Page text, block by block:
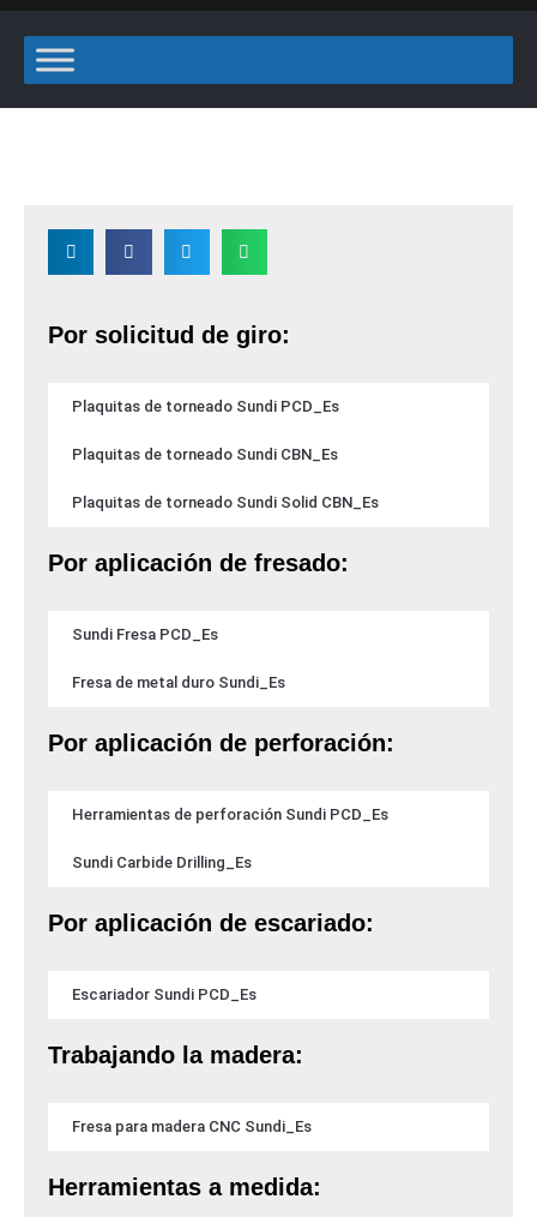
Por solicitud de giro:
Plaquitas de torneado Sundi PCD_Es
Plaquitas de torneado Sundi CBN_Es
Plaquitas de torneado Sundi Solid CBN_Es
Por aplicación de fresado:
Sundi Fresa PCD_Es
Fresa de metal duro Sundi_Es
Por aplicación de perforación:
Herramientas de perforación Sundi PCD_Es
Sundi Carbide Drilling_Es
Por aplicación de escariado:
Escariador Sundi PCD_Es
Trabajando la madera:
Fresa para madera CNC Sundi_Es
Herramientas a medida: